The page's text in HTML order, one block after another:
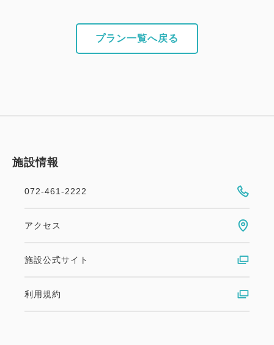
【南海本線空港急行】なんば駅より約40分
※各線「りんくうタウン駅」より徒歩3分
先着順、ご到着されたお客様より順にご案内させて頂
プラン一覧へ戻る
施設情報
072-461-2222
アクセス
施設公式サイト
利用規約